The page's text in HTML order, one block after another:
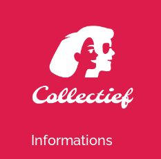
Informations